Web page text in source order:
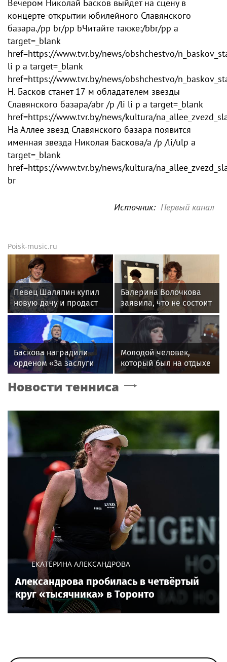
Вечером Николай Басков выйдет на сцену в
концерте-открытии юбилейного Славянского
базара./pp br/pp bЧитайте также:/bbr/pp a
target=_blank
href=https://www.tvr.by/news/obshchestvo/
li p a target=_blank
href=https://www.tvr.by/news/obshchestvo/
Н. Басков станет 17-м обладателем звезды
Славянского базара/abr /p /li li p a target=_blank
href=https://www.tvr.by/news/kultura/
На Аллее звезд Славянского базара появится
именная звезда Николая Баскова/a /p /li/ulp a
target=_blank
href=https://www.tvr.by/news/kultura/
br
Источник: Первый канал
Poisk-music.ru
Певец Шаляпин купил
новую дачу и продаст
старую
Балерина Волочкова
заявила, что не состоит
в отношениях с
молодым журналистом
Баскова наградили
орденом «За заслуги
перед отечеством»
IV степени
Молодой человек,
который был на отдыхе
с Агузаровой, опроверг
роман с певицей
Новости тенниса
ЕКАТЕРИНА АЛЕКСАНДРОВА
Александрова пробилась в четвёртый
круг «тысячника» в Торонто